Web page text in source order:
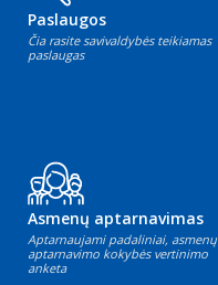
Paslaugos
Čia rasite savivaldybės teikiamas
paslaugas
Asmenų aptarnavimas
Aptarnaujami padaliniai, asmenų
aptarnavimo kokybės vertinimo
anketa